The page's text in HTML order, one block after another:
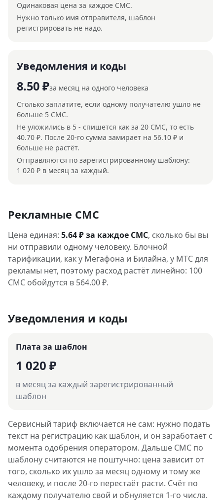
Одинаковая цена за каждое СМС.
Нужно только имя отправителя, шаблон
регистрировать не надо.
Уведомления и коды
8.50 ₽за месяц на одного человека
Столько заплатите, если одному получателю ушло не
больше 5 СМС.
Не уложились в 5 - спишется как за 20 СМС, то есть
40.70 ₽. После 20-го сумма замирает на 56.10 ₽ и
больше не растёт.
Отправляются по зарегистрированному шаблону:
1 020 ₽ в месяц за каждый.
Рекламные СМС
Цена единая: 5.64 ₽ за каждое СМС, сколько бы вы
ни отправили одному человеку. Блочной
тарификации, как у Мегафона и Билайна, у МТС для
рекламы нет, поэтому расход растёт линейно: 100
СМС обойдутся в 564.00 ₽.
Уведомления и коды
Плата за шаблон
1 020 ₽
в месяц за каждый зарегистрированный
шаблон
Сервисный тариф включается не сам: нужно подать
текст на регистрацию как шаблон, и он заработает с
момента одобрения оператором. Дальше СМС по
шаблону считаются не поштучно: цена зависит от
того, сколько их ушло за месяц одному и тому же
человеку, и после 20-го перестаёт расти. Счёт по
каждому получателю свой и обнуляется 1-го числа.